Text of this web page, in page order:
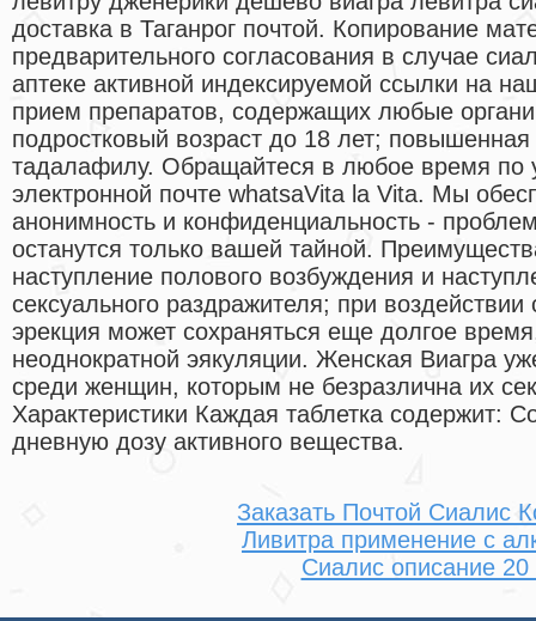
доставка в Таганрог почтой. Копирование
предварительного согласования в случае
аптеке активной индексируемой ссылки на
прием препаратов, содержащих любые
подростковый возраст до 18 лет; повышенная
тадалафилу. Обращайтеся в любое время по
электронной почте whatsaVita la Vita. Мы
анонимность и конфиденциальность -
останутся только вашей тайной.
наступление полового возбуждения и
сексуального раздражителя; при воздействии
эрекция может сохраняться еще долгое
неоднократной эякуляции. Женская Виагра
среди женщин, которым не безразлична их
Характеристики Каждая таблетка содержит:
дневную дозу активного вещества.
Заказать Почтой Сиалис
Ливитра применение с
Сиалис описание 20